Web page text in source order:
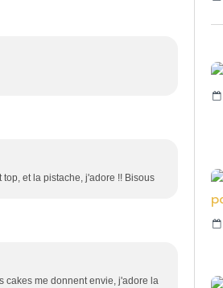
et la pistache, j'adore !! Bisous
cakes me donnent envie, j'adore la